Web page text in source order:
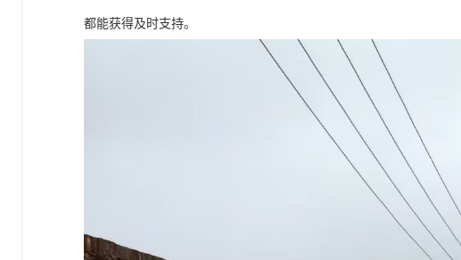
都能获得及时支持。